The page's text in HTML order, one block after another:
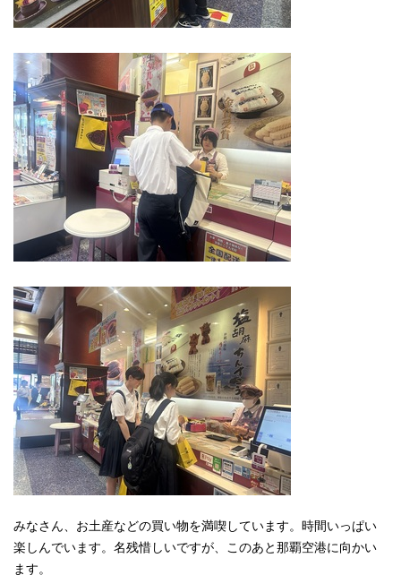
みなさん、お土産などの買い物を満喫しています。時間いっぱい
楽しんでいます。名残惜しいですが、このあと那覇空港に向かい
ます。